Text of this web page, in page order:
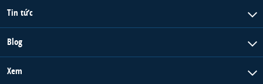
Tin tức
Blog
Xem